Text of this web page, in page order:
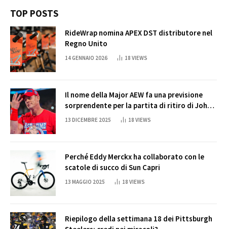
TOP POSTS
RideWrap nomina APEX DST distributore nel
Regno Unito
14 GENNAIO 2026 18 VIEWS
Il nome della Major AEW fa una previsione
sorprendente per la partita di ritiro di John
Cena
13 DICEMBRE 2025 18 VIEWS
Perché Eddy Merckx ha collaborato con le
scatole di succo di Sun Capri
13 MAGGIO 2025 18 VIEWS
Riepilogo della settimana 18 dei Pittsburgh